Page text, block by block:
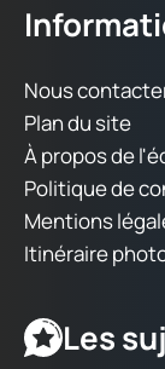
Nous
Plan du site
À propos de
Politique de
Mentions
Itinéraire
Les